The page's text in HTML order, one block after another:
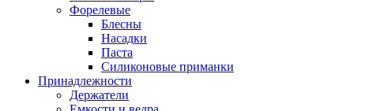
Форелевые
Блесны
Насадки
Паста
Силиконовые приманки
Принадлежности
Держатели